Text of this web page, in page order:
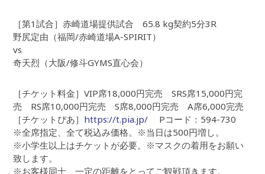
［第1試合］赤崎道場提供試合 65.8 kg契約5分3R
野尻定由（福岡/赤崎道場A-SPIRIT）
vs
奇天烈（大阪/修斗GYMS直心会）
［チケット料金］VIP席18,000円完売 SRS席15,000円完
売 RS席10,000円完売 S席8,000円完売 A席6,000完売
［チケットぴあ］ https://t.pia.jp/ Pコード：594-730
※全席指定、全て税込み価格。※当日は500円増し。
※小学生以上はチケットが必要。※マスクの着用をお願い
致します。
※お客様同士、一定の距離をとってご観戦頂きます。